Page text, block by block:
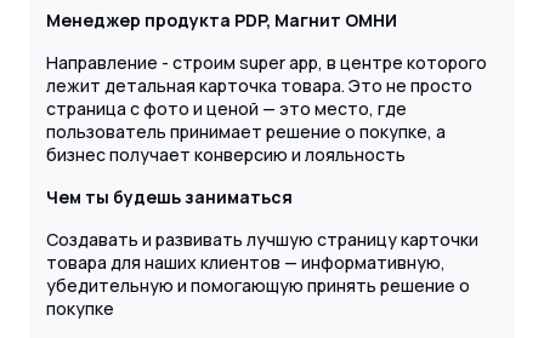
Менеджер продукта PDP, Магнит ОМНИ
Направление - строим super app, в центре которого
лежит детальная карточка товара. Это не просто
страница с фото и ценой — это место, где
пользователь принимает решение о покупке, а
бизнес получает конверсию и лояльность
Чем ты будешь заниматься
Создавать и развивать лучшую страницу карточки
товара для наших клиентов — информативную,
убедительную и помогающую принять решение о
покупке